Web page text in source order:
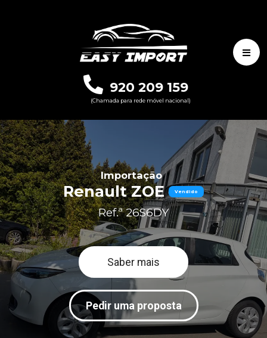
920 209 159
(Chamada para rede móvel nacional)
Importação
Renault ZOE Vendido
Ref.ª 26S6DY
Saber mais
Pedir uma proposta